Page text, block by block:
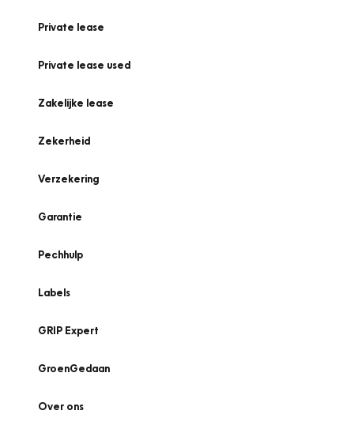
Private lease
Private lease used
Zakelijke lease
Zekerheid
Verzekering
Garantie
Pechhulp
Labels
GRIP Expert
GroenGedaan
Over ons